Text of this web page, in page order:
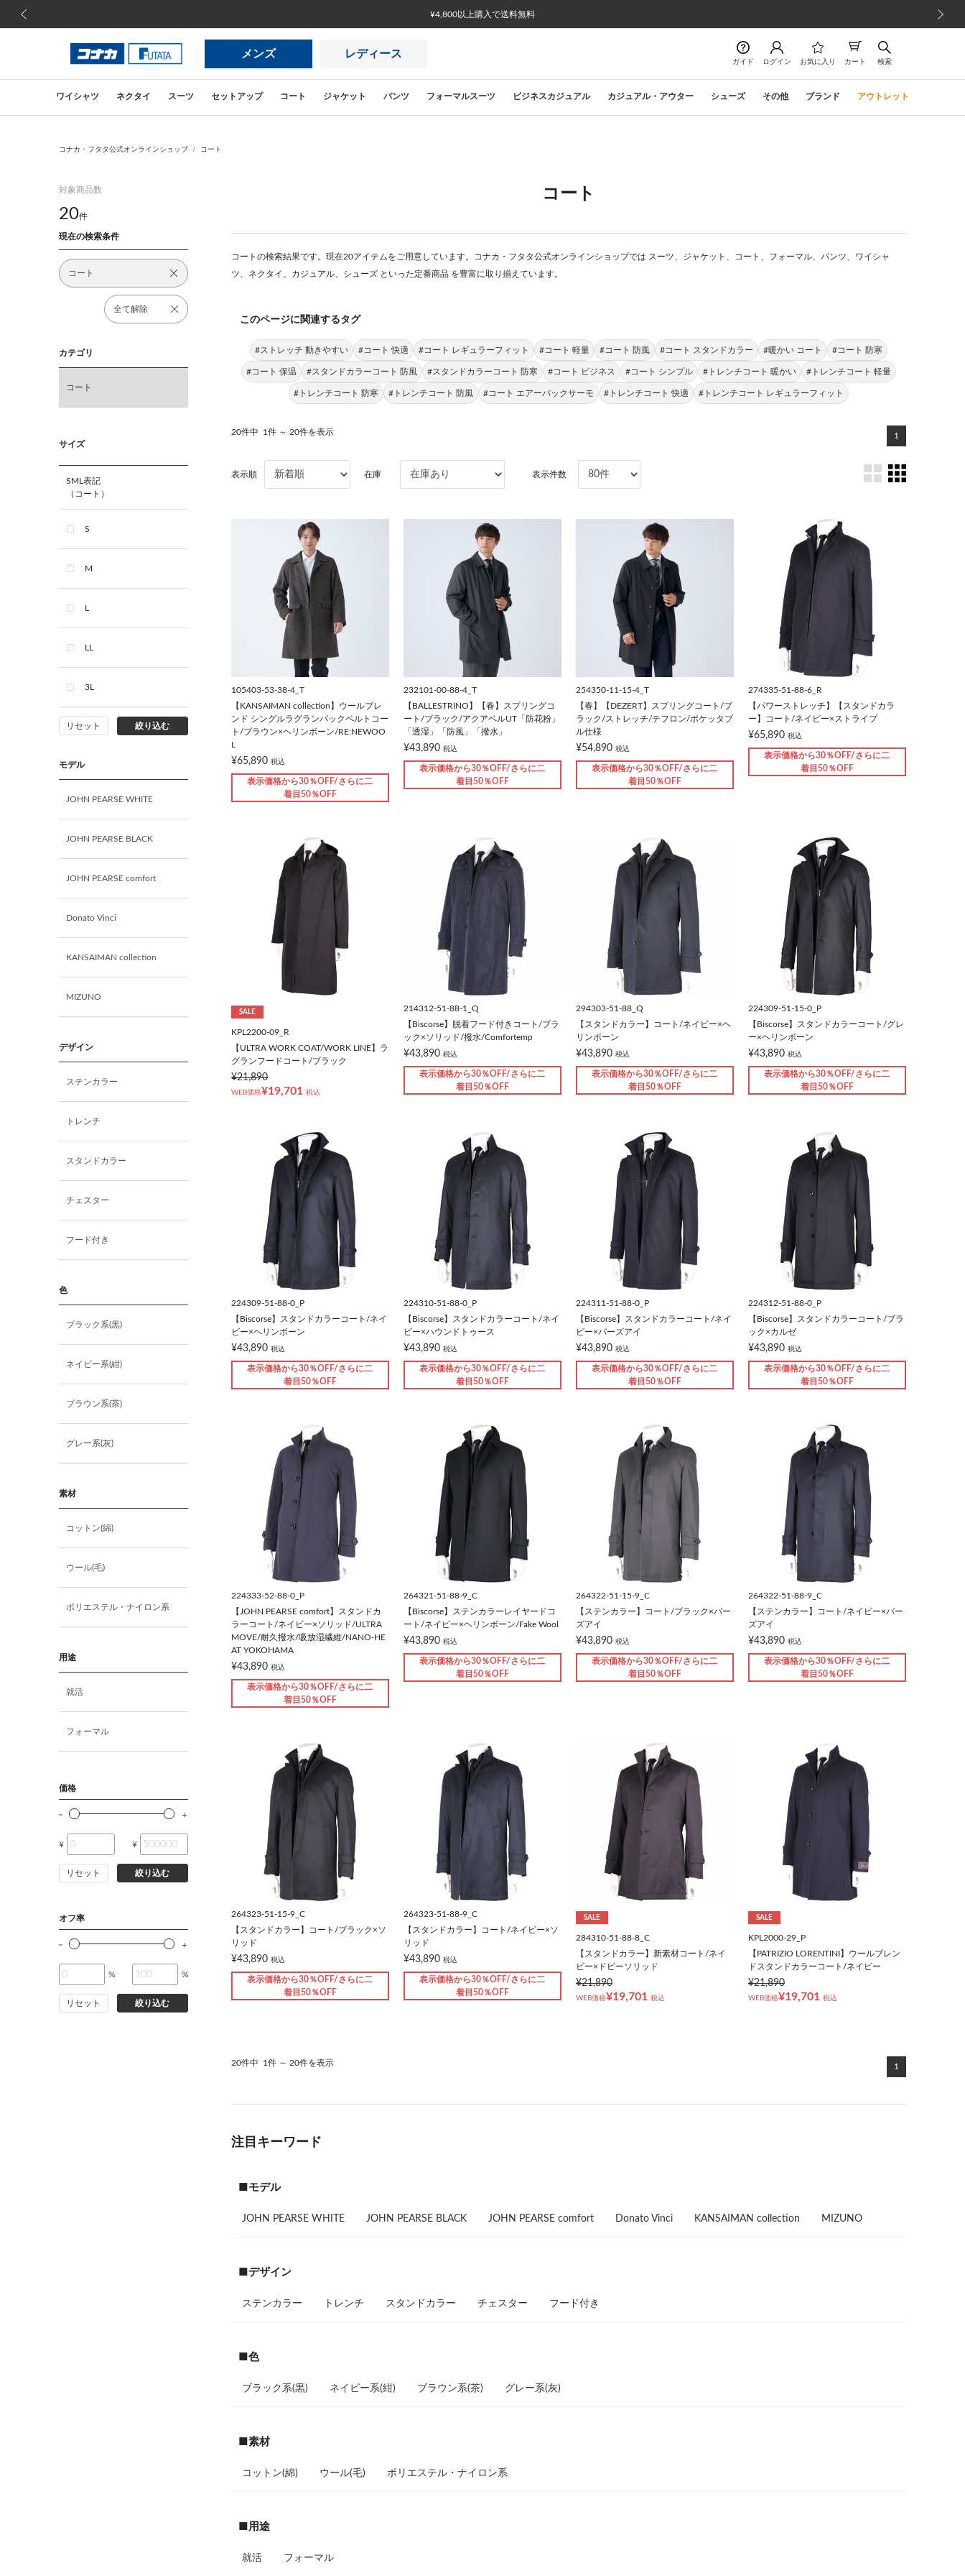
¥4,800以上購入で送料無料
メンズ レディース
ガイド ログイン お気に入り カート 検索
ワイシャツ ネクタイ スーツ セットアップ コート ジャケット パンツ フォーマルスーツ ビジネスカジュアル カジュアル・アウター シューズ その他 ブランド アウトレット
コナカ・フタタ公式オンラインショップ コート
対象商品数
20件
現在の検索条件
コート
全て解除
カテゴリ
コート
サイズ
SML表記
（コート）
S
M
L
LL
3L
リセット 絞り込む
モデル
JOHN PEARSE WHITE
JOHN PEARSE BLACK
JOHN PEARSE comfort
Donato Vinci
KANSAIMAN collection
MIZUNO
デザイン
ステンカラー
トレンチ
スタンドカラー
チェスター
フード付き
色
ブラック系(黒)
ネイビー系(紺)
ブラウン系(茶)
グレー系(灰)
素材
コットン(綿)
ウール(毛)
ポリエステル・ナイロン系
用途
就活
フォーマル
価格
¥ ¥
リセット 絞り込む
オフ率
% %
リセット 絞り込む
コート
コートの検索結果です。現在20アイテムをご用意しています。コナカ・フタタ公式オンラインショップでは スーツ、ジャケット、コート、フォーマル、パンツ、ワイシャ
ツ、ネクタイ、カジュアル、シューズ といった定番商品 を豊富に取り揃えています。
このページに関連するタグ
#ストレッチ 動きやすい #コート 快適 #コート レギュラーフィット #コート 軽量 #コート 防風 #コート スタンドカラー #暖かい コート #コート 防寒
#コート 保温 #スタンドカラーコート 防風 #スタンドカラーコート 防寒 #コート ビジネス #コート シンプル #トレンチコート 暖かい #トレンチコート 軽量
#トレンチコート 防寒 #トレンチコート 防風 #コート エアーパックサーモ #トレンチコート 快適 #トレンチコート レギュラーフィット
20件中 1件 ～ 20件を表示 1
表示順 在庫 表示件数
105403-53-38-4_T
【KANSAIMAN collection】ウールブレ
ンド シングルラグランバックベルトコー
ト/ブラウン×ヘリンボーン/RE:NEWOO
L
¥65,890 税込
表示価格から30％OFF/さらに二
着目50％OFF
232101-00-88-4_T
【BALLESTRINO】【春】スプリングコ
ート/ブラック/アクアベルUT「防花粉」
「透湿」「防風」「撥水」
¥43,890 税込
表示価格から30％OFF/さらに二
着目50％OFF
254350-11-15-4_T
【春】【DEZERT】スプリングコート/ブ
ラック/ストレッチ/テフロン/ポケッタブ
ル仕様
¥54,890 税込
表示価格から30％OFF/さらに二
着目50％OFF
274335-51-88-6_R
【パワーストレッチ】【スタンドカラ
ー】コート/ネイビー×ストライプ
¥65,890 税込
表示価格から30％OFF/さらに二
着目50％OFF
SALE
KPL2200-09_R
【ULTRA WORK COAT/WORK LINE】ラ
グランフードコート/ブラック
¥21,890
WEB価格¥19,701 税込
214312-51-88-1_Q
【Biscorse】脱着フード付きコート/ブラ
ック×ソリッド/撥水/Comfortemp
¥43,890 税込
表示価格から30％OFF/さらに二
着目50％OFF
294303-51-88_Q
【スタンドカラー】コート/ネイビー×ヘ
リンボーン
¥43,890 税込
表示価格から30％OFF/さらに二
着目50％OFF
224309-51-15-0_P
【Biscorse】スタンドカラーコート/グレ
ー×ヘリンボーン
¥43,890 税込
表示価格から30％OFF/さらに二
着目50％OFF
224309-51-88-0_P
【Biscorse】スタンドカラーコート/ネイ
ビー×ヘリンボーン
¥43,890 税込
表示価格から30％OFF/さらに二
着目50％OFF
224310-51-88-0_P
【Biscorse】スタンドカラーコート/ネイ
ビー×ハウンドトゥース
¥43,890 税込
表示価格から30％OFF/さらに二
着目50％OFF
224311-51-88-0_P
【Biscorse】スタンドカラーコート/ネイ
ビー×バーズアイ
¥43,890 税込
表示価格から30％OFF/さらに二
着目50％OFF
224312-51-88-0_P
【Biscorse】スタンドカラーコート/ブラ
ック×カルゼ
¥43,890 税込
表示価格から30％OFF/さらに二
着目50％OFF
224333-52-88-0_P
【JOHN PEARSE comfort】スタンドカ
ラーコート/ネイビー×ソリッド/ULTRA
MOVE/耐久撥水/吸放湿繊維/NANO-HE
AT YOKOHAMA
¥43,890 税込
表示価格から30％OFF/さらに二
着目50％OFF
264321-51-88-9_C
【Biscorse】ステンカラーレイヤードコ
ート/ネイビー×ヘリンボーン/Fake Wool
¥43,890 税込
表示価格から30％OFF/さらに二
着目50％OFF
264322-51-15-9_C
【ステンカラー】コート/ブラック×バー
ズアイ
¥43,890 税込
表示価格から30％OFF/さらに二
着目50％OFF
264322-51-88-9_C
【ステンカラー】コート/ネイビー×バー
ズアイ
¥43,890 税込
表示価格から30％OFF/さらに二
着目50％OFF
264323-51-15-9_C
【スタンドカラー】コート/ブラック×ソ
リッド
¥43,890 税込
表示価格から30％OFF/さらに二
着目50％OFF
264323-51-88-9_C
【スタンドカラー】コート/ネイビー×ソ
リッド
¥43,890 税込
表示価格から30％OFF/さらに二
着目50％OFF
SALE
284310-51-88-8_C
【スタンドカラー】新素材コート/ネイ
ビー×ドビーソリッド
¥21,890
WEB価格¥19,701 税込
SALE
KPL2000-29_P
【PATRIZIO LORENTINI】ウールブレン
ドスタンドカラーコート/ネイビー
¥21,890
WEB価格¥19,701 税込
20件中 1件 ～ 20件を表示 1
注目キーワード
■モデル
JOHN PEARSE WHITE JOHN PEARSE BLACK JOHN PEARSE comfort Donato Vinci KANSAIMAN collection MIZUNO
■デザイン
ステンカラー トレンチ スタンドカラー チェスター フード付き
■色
ブラック系(黒) ネイビー系(紺) ブラウン系(茶) グレー系(灰)
■素材
コットン(綿) ウール(毛) ポリエステル・ナイロン系
■用途
就活 フォーマル